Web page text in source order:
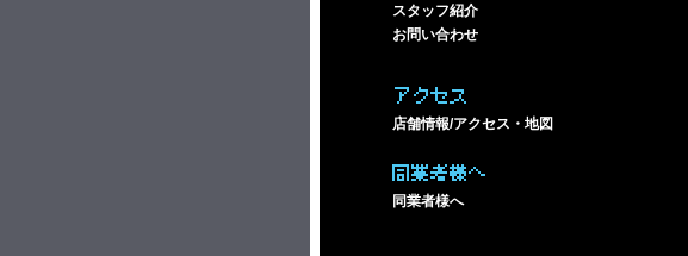
スタッフ紹介
お問い合わせ
アクセス
店舗情報/アクセス・地図
同業者様へ
同業者様へ